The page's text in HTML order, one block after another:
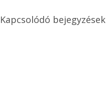
Kapcsolódó bejegyzések